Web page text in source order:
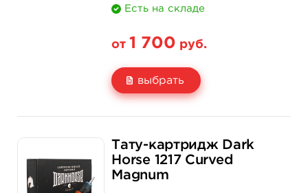
Есть на складе
от 1 700 руб.
выбрать
Количество
1 700 руб.
купить
Тату-картридж Dark
Horse 1217 Curved
Magnum